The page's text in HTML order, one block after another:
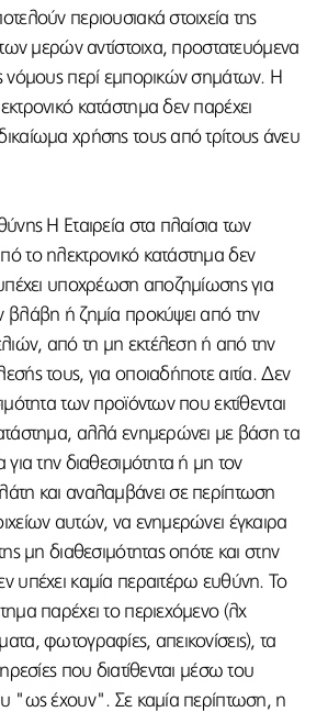
περιουσιακά στοιχεία της
μερών αντίστοιχα, προστατευόμενα
νόμους περί εμπορικών σημάτων. Η
κατάστημα δεν παρέχει
χρήσης τους από τρίτους άνευ
Η Εταιρεία στα πλαίσια των
το ηλεκτρονικό κατάστημα δεν
υποχρέωση αποζημίωσης για
βλάβη ή ζημία προκύψει από την
από τη μη εκτέλεση ή από την
τους, για οποιαδήποτε αιτία. Δεν
των προϊόντων που εκτίθενται
αλλά ενημερώνει με βάση τα
για την διαθεσιμότητα ή μη τον
και αναλαμβάνει σε περίπτωση
αυτών, να ενημερώνει έγκαιρα
μη διαθεσιμότητας οπότε και στην
υπέχει καμία περαιτέρω ευθύνη. Το
παρέχει το περιεχόμενο (λχ
φωτογραφίες, απεικονίσεις), τα
που διατίθενται μέσω του
"ως έχουν". Σε καμία περίπτωση, η